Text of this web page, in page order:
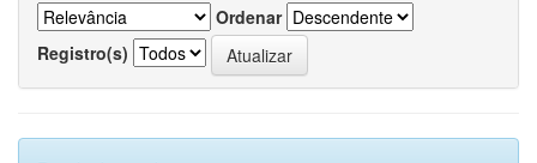
Ordenar
Registro(s)